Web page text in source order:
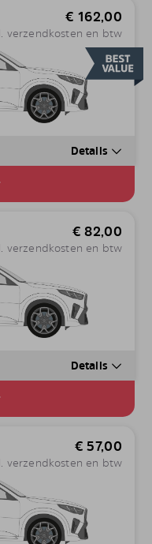
€ 162,00
verzendkosten en btw
Details
€ 82,00
verzendkosten en btw
Details
€ 57,00
verzendkosten en btw